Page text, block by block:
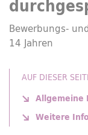
Bewerbungs-
14 Jahren
AUF DIESER
Allgemeine
Weitere